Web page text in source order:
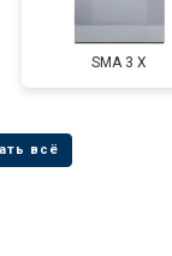
SMA 3 X